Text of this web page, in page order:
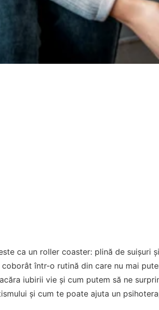
ca un roller coaster: plină de suișuri
într-o rutină din care nu mai
iubirii vie și cum putem să ne
și cum te poate ajuta un